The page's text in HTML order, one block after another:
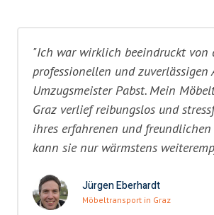
"Ich war wirklich beeindruckt von
professionellen und zuverlässigen
Umzugsmeister Pabst. Mein
Graz verlief reibungslos und
ihres erfahrenen und freundlichen
kann sie nur wärmstens
Jürgen Eberhardt
Möbeltransport in Graz